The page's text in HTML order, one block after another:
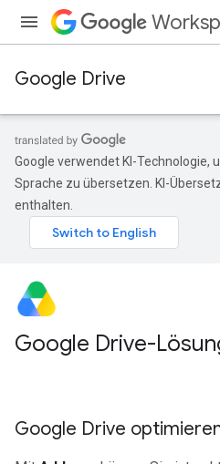
Google Drive
Google verwendet KI-Technologie,
Sprache zu übersetzen. KI-
enthalten.
Google Drive-
Google Drive